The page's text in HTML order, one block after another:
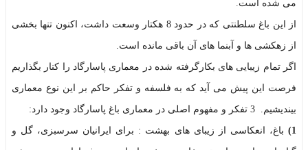
می شده است.
از این باغ سلطنتی که در حدود 8 هکتار وسعت داشت، اکنون تنها بخشی
از زهکشی ها و آبنما های آن باقی مانده است.
اگر تمام زیبایی های بکارگرفته شده در معماری پاسارگاد را کنار بگذاریم
فرصت این پیش می آید که به فلسفه و تفکر حاکم بر این نوع معماری
بیندیشیم. 3 تفکر و مفهوم اصلی در معماری باغ پاسارگاد وجود دارد:
1) باغ، انعکاسی از زیبای های بهشت : برای ایرانیان سرسبزی، گل و